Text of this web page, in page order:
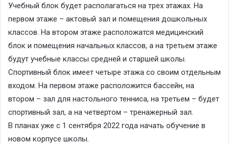
Учебный блок будет располагаться на трех этажах. На
первом этаже – актовый зал и помещения дошкольных
классов. На втором этаже расположатся медицинский
блок и помещения начальных классов, а на третьем этаже
будут учебные классы средней и старшей школы.
Спортивный блок имеет четыре этажа со своим отдельным
входом. На первом этаже расположится бассейн, на
втором – зал для настольного тенниса, на третьем – будет
спортивный зал, а на четвертом – тренажерный зал.
В планах уже с 1 сентября 2022 года начать обучение в
новом корпусе школы.